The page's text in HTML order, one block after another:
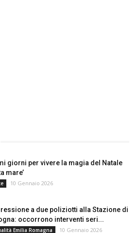
giorni per vivere la magia del Natale
mare’
10 Gennaio 2026
a due poliziotti alla Stazione di
occorrono interventi seri...
Emilia Romagna 10 Gennaio 2026